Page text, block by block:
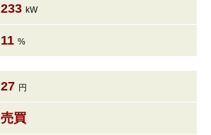
233 kW
11 %
27 円
売買